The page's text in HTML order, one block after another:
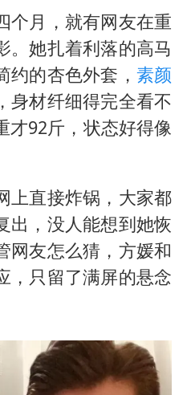
个月，就有网友在重
。她扎着利落的高马
约的杏色外套， 素颜
身材纤细得完全看不
才92斤，状态好得像
上直接炸锅，大家都
出，没人能想到她恢
网友怎么猜，方媛和
，只留了满屏的悬念